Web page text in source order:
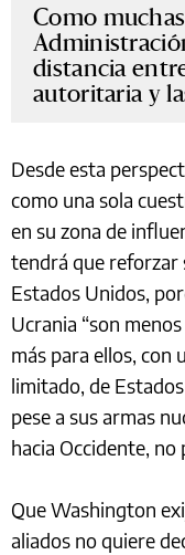
Como
distancia
autoritaria y
Desde esta
como una sola
en su zona de
tendrá que reforzar
Estados Unidos,
Ucrania “son
más para ellos, con
limitado, de
pese a sus armas
hacia Occidente,
Que Washington
aliados no quiere